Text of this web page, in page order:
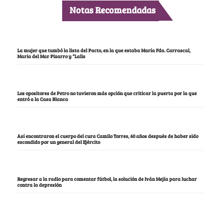
Notas Recomendadas
La mujer que tumbó la lista del Pacto, en la que estaba María Fda. Carrascal,
María del Mar Pizarro y “Lalis
Los opositores de Petro no tuvieron más opción que criticar la puerta por la que
entró a la Casa Blanca
Así encontraron el cuerpo del cura Camilo Torres, 60 años después de haber sido
escondido por un general del Ejército
Regresar a la radio para comentar fútbol, la solución de Iván Mejía para luchar
contra la depresión